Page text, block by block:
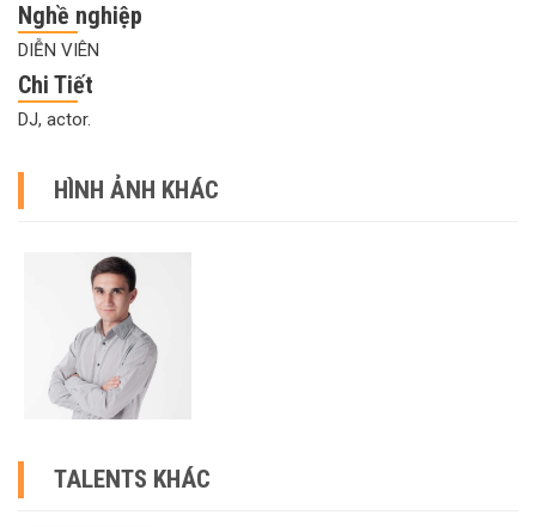
Nghề nghiệp
DIỄN VIÊN
Chi Tiết
DJ, actor.
HÌNH ẢNH KHÁC
TALENTS KHÁC